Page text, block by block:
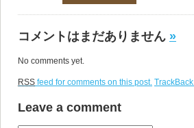
コメントはまだありません »
No comments yet.
RSS feed for comments on this post. TrackBack
Leave a comment